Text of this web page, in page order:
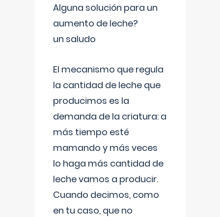
Alguna solución para un
aumento de leche?
un saludo
El mecanismo que regula
la cantidad de leche que
producimos es la
demanda de la criatura: a
más tiempo esté
mamando y más veces
lo haga más cantidad de
leche vamos a producir.
Cuando decimos, como
en tu caso, que no